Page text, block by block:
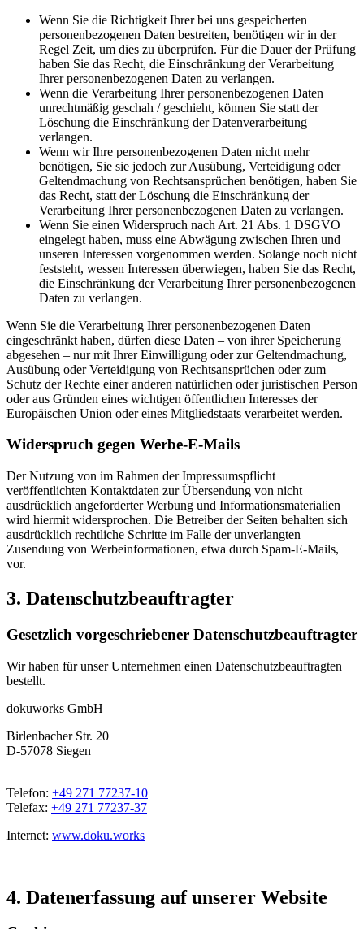
Wenn Sie die Richtigkeit Ihrer bei uns gespeicherten
personenbezogenen Daten bestreiten, benötigen wir in der
Regel Zeit, um dies zu überprüfen. Für die Dauer der Prüfung
haben Sie das Recht, die Einschränkung der Verarbeitung
Ihrer personenbezogenen Daten zu verlangen.
Wenn die Verarbeitung Ihrer personenbezogenen Daten
unrechtmäßig geschah / geschieht, können Sie statt der
Löschung die Einschränkung der Datenverarbeitung
verlangen.
Wenn wir Ihre personenbezogenen Daten nicht mehr
benötigen, Sie sie jedoch zur Ausübung, Verteidigung oder
Geltendmachung von Rechtsansprüchen benötigen, haben Sie
das Recht, statt der Löschung die Einschränkung der
Verarbeitung Ihrer personenbezogenen Daten zu verlangen.
Wenn Sie einen Widerspruch nach Art. 21 Abs. 1 DSGVO
eingelegt haben, muss eine Abwägung zwischen Ihren und
unseren Interessen vorgenommen werden. Solange noch nicht
feststeht, wessen Interessen überwiegen, haben Sie das Recht,
die Einschränkung der Verarbeitung Ihrer personenbezogenen
Daten zu verlangen.
Wenn Sie die Verarbeitung Ihrer personenbezogenen Daten
eingeschränkt haben, dürfen diese Daten – von ihrer Speicherung
abgesehen – nur mit Ihrer Einwilligung oder zur Geltendmachung,
Ausübung oder Verteidigung von Rechtsansprüchen oder zum
Schutz der Rechte einer anderen natürlichen oder juristischen Person
oder aus Gründen eines wichtigen öffentlichen Interesses der
Europäischen Union oder eines Mitgliedstaats verarbeitet werden.
Widerspruch gegen Werbe-E-Mails
Der Nutzung von im Rahmen der Impressumspflicht
veröffentlichten Kontaktdaten zur Übersendung von nicht
ausdrücklich angeforderter Werbung und Informationsmaterialien
wird hiermit widersprochen. Die Betreiber der Seiten behalten sich
ausdrücklich rechtliche Schritte im Falle der unverlangten
Zusendung von Werbeinformationen, etwa durch Spam-E-Mails,
vor.
3. Datenschutzbeauftragter
Gesetzlich vorgeschriebener Datenschutzbeauftragter
Wir haben für unser Unternehmen einen Datenschutzbeauftragten
bestellt.
dokuworks GmbH
Birlenbacher Str. 20
D-57078 Siegen
Telefon: +49 271 77237-10
Telefax: +49 271 77237-37
Internet: www.doku.works
4. Datenerfassung auf unserer Website